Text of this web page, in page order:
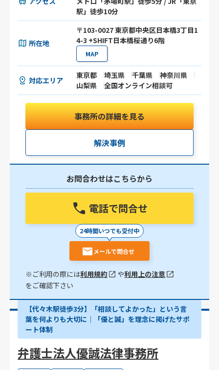
駅」徒歩10分
所在地
〒103-0027 東京都中央区日本橋3丁目1
4-3 +SHIFT日本橋桜通り6階
MAP
対応エリア
東京都 埼玉県 千葉県
神奈川県
山梨県
全国オンライン相談可
事務所の詳細を見る
解決事例
お問合わせはこちらから
電話で問合せ
24時間いつでも受付中
メールで問合せ
※ご利用の際には利用規約 や利用上の注意
をご確認下さい
【代々木駅徒歩3分】「相談してよかった」という言
葉を何よりも大切に｜「優と誠」を理念に掲げたサポ
ート体制
弁護士法人優誠法律事務所